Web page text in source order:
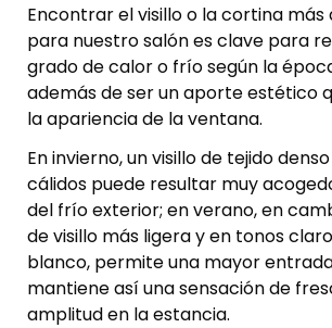
Encontrar el visillo o la cortina más
para nuestro salón es clave para
grado de calor o frío según la
además de ser un aporte estético
la apariencia de la ventana.
En invierno, un visillo de tejido
cálidos puede resultar muy
del frío exterior; en verano, en
de visillo más ligera y en tonos
blanco, permite una mayor
mantiene así una sensación de
amplitud en la estancia.